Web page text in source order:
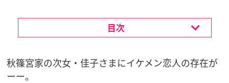
目次
秋篠宮家の次女・佳子さまにイケメン恋人の存在が
ーー。